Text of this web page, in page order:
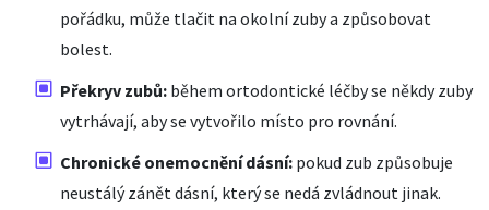
pořádku, může tlačit na okolní zuby a způsobovat
bolest.
Překryv zubů: během ortodontické léčby se někdy zuby
vytrhávají, aby se vytvořilo místo pro rovnání.
Chronické onemocnění dásní: pokud zub způsobuje
neustálý zánět dásní, který se nedá zvládnout jinak.